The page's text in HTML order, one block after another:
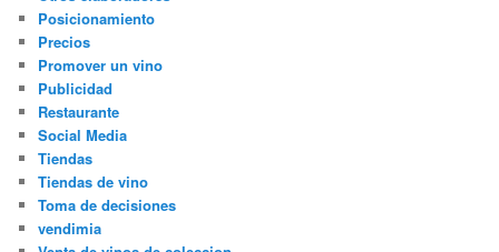
Posicionamiento
Precios
Promover un vino
Publicidad
Restaurante
Social Media
Tiendas
Tiendas de vino
Toma de decisiones
vendimia